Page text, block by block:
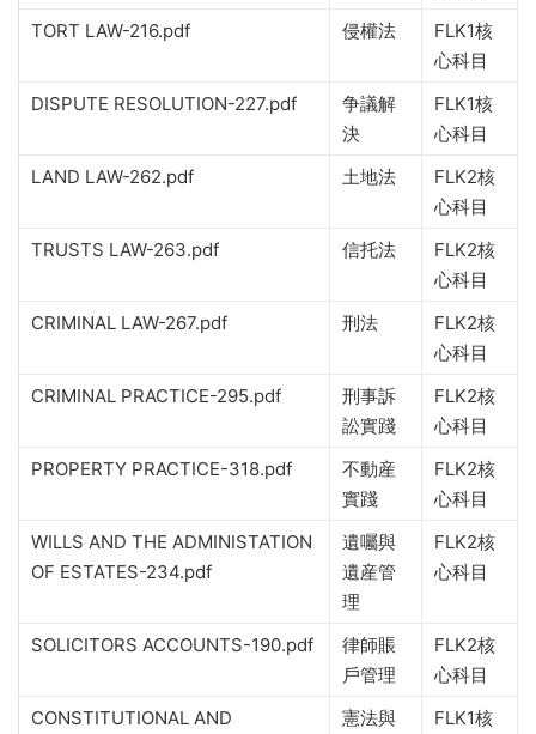
TORT LAW-216.pdf
侵權法
FLK1核
心科目
DISPUTE RESOLUTION-227.pdf
争議解
決
FLK1核
心科目
LAND LAW-262.pdf
土地法
FLK2核
心科目
TRUSTS LAW-263.pdf
信托法
FLK2核
心科目
CRIMINAL LAW-267.pdf
刑法
FLK2核
心科目
CRIMINAL PRACTICE-295.pdf
刑事訴
訟實踐
FLK2核
心科目
PROPERTY PRACTICE-318.pdf
不動産
實踐
FLK2核
心科目
WILLS AND THE ADMINISTATION
OF ESTATES-234.pdf
遺囑與
遺産管
理
FLK2核
心科目
SOLICITORS ACCOUNTS-190.pdf
律師賬
戶管理
FLK2核
心科目
CONSTITUTIONAL AND
憲法與
FLK1核